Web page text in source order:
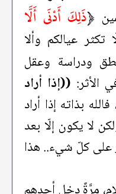
﴿ذَلِكَ أَدْنَى أَلَّا
تكثر عيالكم وألا
ودراسة وعقل
الأثر: ((إذا أراد
فالله بذاته إذا أراد
لا يكون إلّا بعد
على كلّ شيء.. هذا